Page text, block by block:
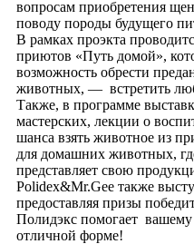
вопросам приобретения
поводу породы будущего
В рамках проэкта
приютов «Путь домой»,
возможность обрести
животных, — встретить
Также, в программе
мастерских, лекции о
шанса взять животное из
для домашних животных,
представляет свою
Polidex&Mr.Gee также
предоставляя призы
Полидэкс помогает вашему
отличной форме!